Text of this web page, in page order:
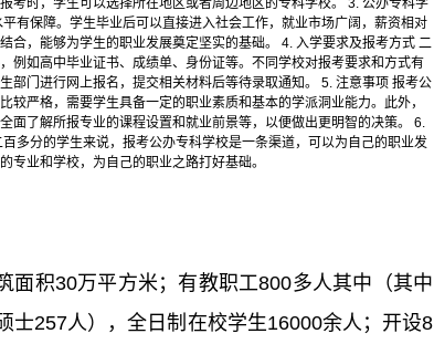
考时，学生可以选择所在地区或者周边地区的专科学校。 3. 公办专科学
有保障。学生毕业后可以直接进入社会工作，就业市场广阔，薪资相对
合，能够为学生的职业发展奠定坚实的基础。 4. 入学要求及报考方式 二
例如高中毕业证书、成绩单、身份证等。不同学校对报考要求和方式有
部门进行网上报名，提交相关材料后等待录取通知。 5. 注意事项 报考公
严格，需要学生具备一定的职业素质和基本的学派洞业能力。此外，
面了解所报专业的课程设置和就业前景等，以便做出更明智的决策。 6.
多分的学生来说，报考公办专科学校是一条渠道，可以为自己的职业发
专业和学校，为自己的职业之路打好基础。
面积30万平方米；有教职工800多人其中（其中
士257人），全日制在校学生16000余人；开设8